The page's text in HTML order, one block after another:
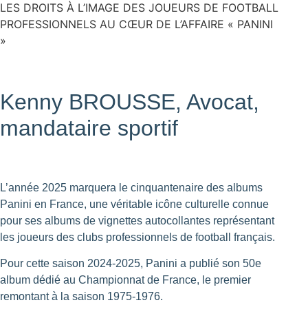
LES DROITS À L’IMAGE DES JOUEURS DE FOOTBALL
PROFESSIONNELS AU CŒUR DE L’AFFAIRE « PANINI
»
Kenny BROUSSE, Avocat,
mandataire sportif
L’année 2025 marquera le cinquantenaire des albums
Panini en France, une véritable icône culturelle connue
pour ses albums de vignettes autocollantes représentant
les joueurs des clubs professionnels de football français.
Pour cette saison 2024-2025, Panini a publié son 50e
album dédié au Championnat de France, le premier
remontant à la saison 1975-1976.